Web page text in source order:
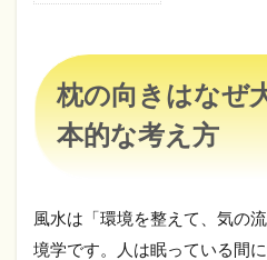
はな
ぜ大
事？
風水
の基
え方
2
枕の向きはなぜ
本的な考え方
風水は「環境を整えて、気の
境学です。人は眠っている間